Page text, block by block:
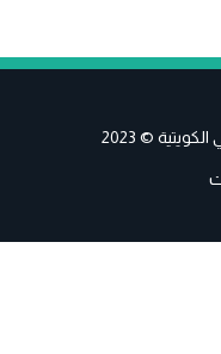
© 2023